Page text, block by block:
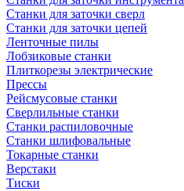
Станки для заточки сверл
Станки для заточки цепей
Ленточные пилы
Лобзиковые станки
Плиткорезы электрические
Прессы
Рейсмусовые станки
Сверлильные станки
Станки распиловочные
Станки шлифовальные
Токарные станки
Верстаки
Тиски